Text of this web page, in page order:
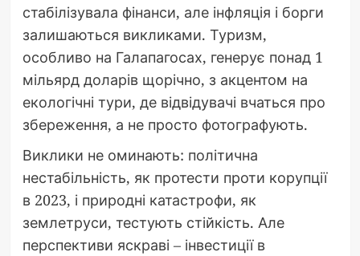
стабілізувала фінанси, але інфляція і борги
залишаються викликами. Туризм,
особливо на Галапагосах, генерує понад 1
мільярд доларів щорічно, з акцентом на
екологічні тури, де відвідувачі вчаться про
збереження, а не просто фотографують.
Виклики не оминають: політична
нестабільність, як протести проти корупції
в 2023, і природні катастрофи, як
землетруси, тестують стійкість. Але
перспективи яскраві – інвестиції в